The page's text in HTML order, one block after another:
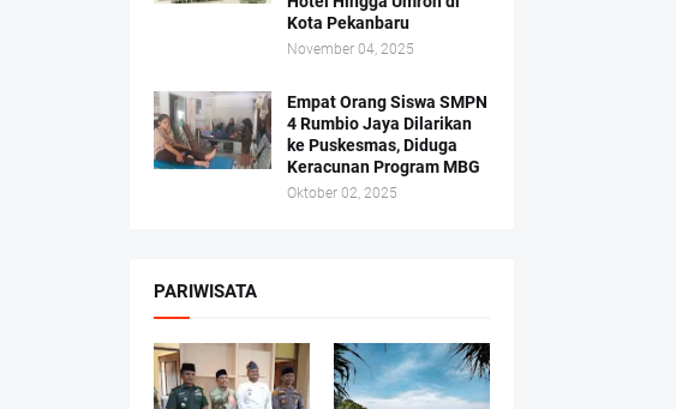
Kota Pekanbaru
November 04, 2025
Empat Orang Siswa SMPN
4 Rumbio Jaya Dilarikan
ke Puskesmas, Diduga
Keracunan Program MBG
Oktober 02, 2025
PARIWISATA